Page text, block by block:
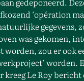
‘opération
gegevens,
was gekomen,
worden, zou er ook
worden.
Le Roy bericht